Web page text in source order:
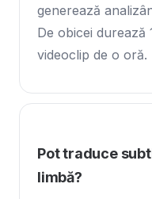
generează
De obicei
videoclip de o oră.
Pot traduce
limbă?